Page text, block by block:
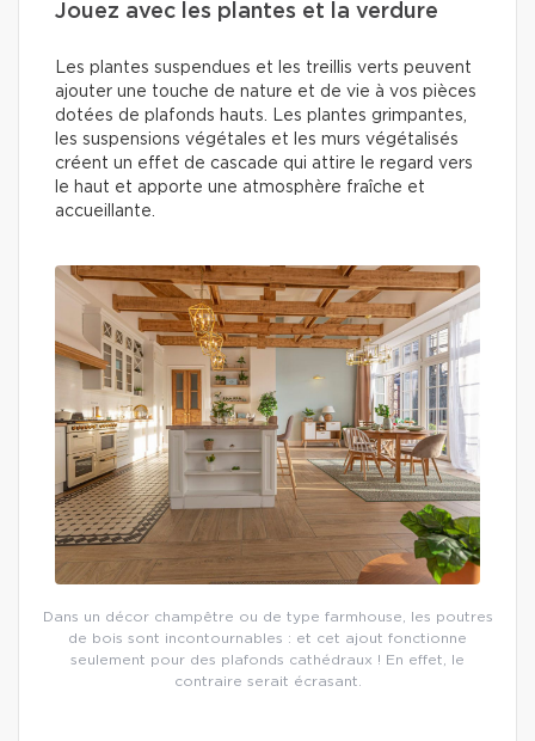
Jouez avec les plantes et la verdure
Les plantes suspendues et les treillis verts peuvent
ajouter une touche de nature et de vie à vos pièces
dotées de plafonds hauts. Les plantes grimpantes,
les suspensions végétales et les murs végétalisés
créent un effet de cascade qui attire le regard vers
le haut et apporte une atmosphère fraîche et
accueillante.
Dans un décor champêtre ou de type farmhouse, les poutres
de bois sont incontournables : et cet ajout fonctionne
seulement pour des plafonds cathédraux ! En effet, le
contraire serait écrasant.